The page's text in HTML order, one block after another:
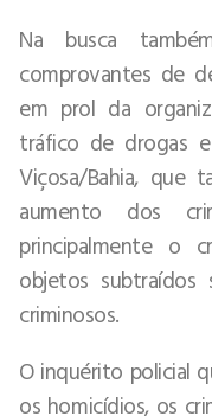
Na busca
comprovantes de
em prol da
tráfico de drogas
Viçosa/Bahia, que
aumento dos
principalmente o
objetos
criminosos.
O inquérito policial
os homicídios, os